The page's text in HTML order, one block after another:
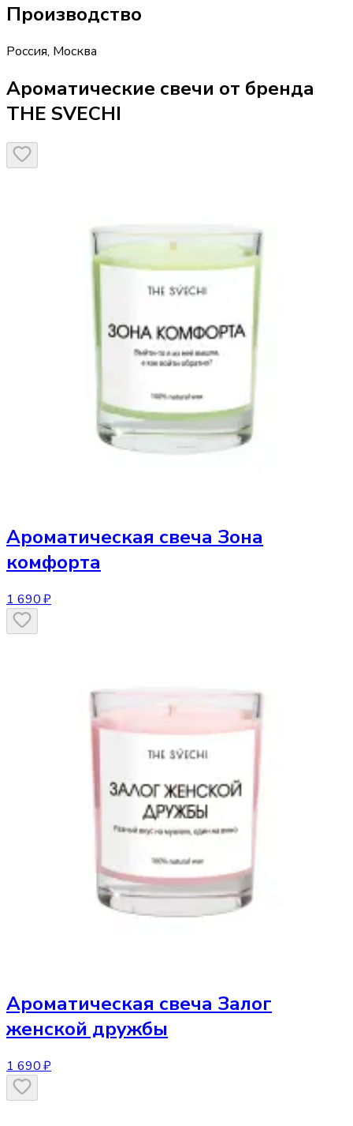
Производство
Россия, Москва
Ароматические свечи от бренда
THE SVECHI
Ароматическая свеча Зона
комфорта
1 690 ₽
Ароматическая свеча Залог
женской дружбы
1 690 ₽